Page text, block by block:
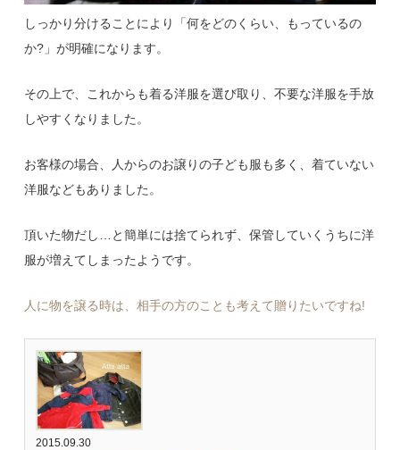
しっかり分けることにより「何をどのくらい、もっているの
か?」が明確になります。
その上で、これからも着る洋服を選び取り、不要な洋服を手放
しやすくなりました。
お客様の場合、人からのお譲りの子ども服も多く、着ていない
洋服などもありました。
頂いた物だし…と簡単には捨てられず、保管していくうちに洋
服が増えてしまったようです。
人に物を譲る時は、相手の方のことも考えて贈りたいですね!
2015.09.30